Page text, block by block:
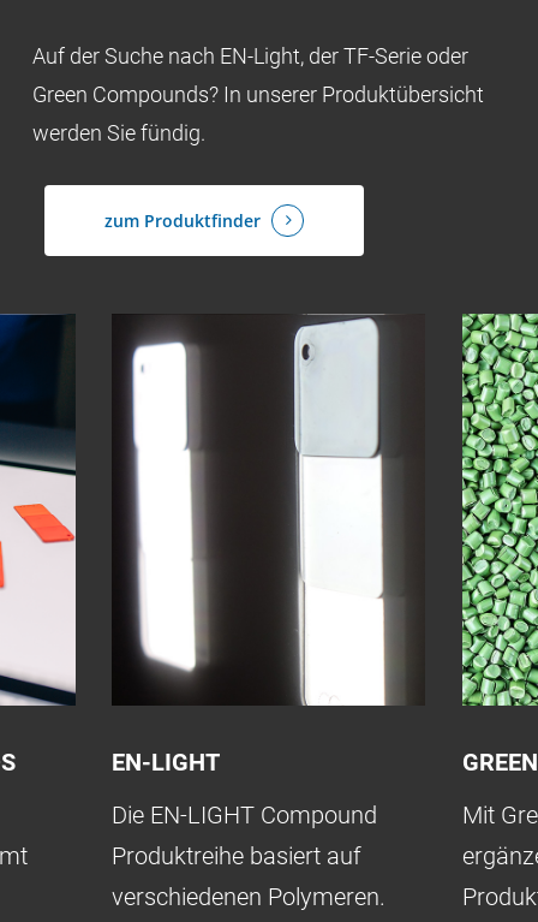
Auf der Suche nach EN-Light, der TF-Serie oder
Green Compounds? In unserer Produktübersicht
werden Sie fündig.
zum Produktfinder
EN-LIGHT
Die EN-LIGHT Compound
Produktreihe basiert auf
verschiedenen Polymeren.
Mit